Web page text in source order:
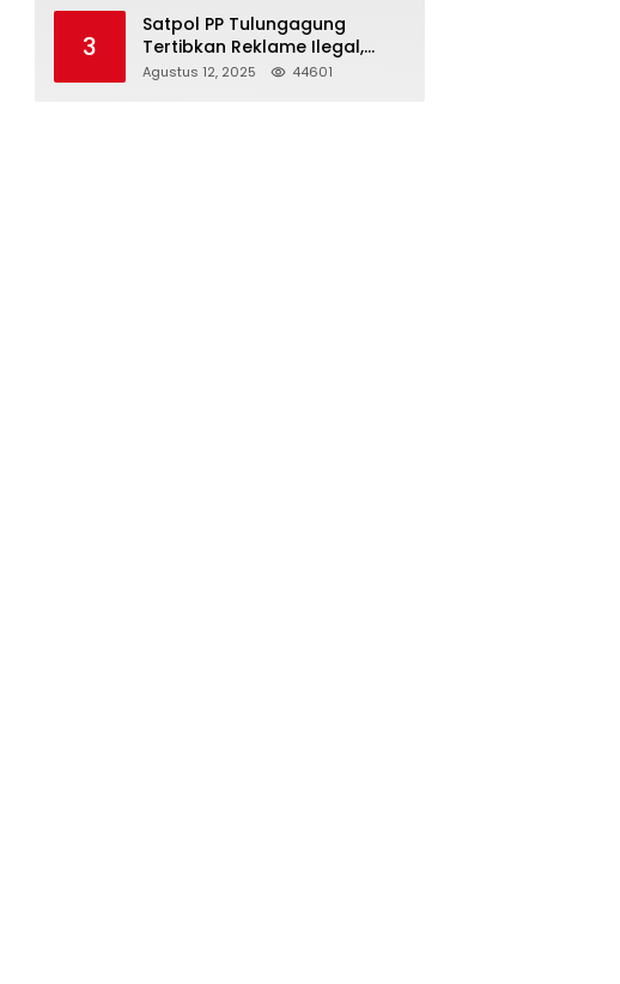
3
Satpol PP Tulungagung
Tertibkan Reklame Ilegal,
Wujudkan Kota yang Rapi
Agustus 12, 2025 44601